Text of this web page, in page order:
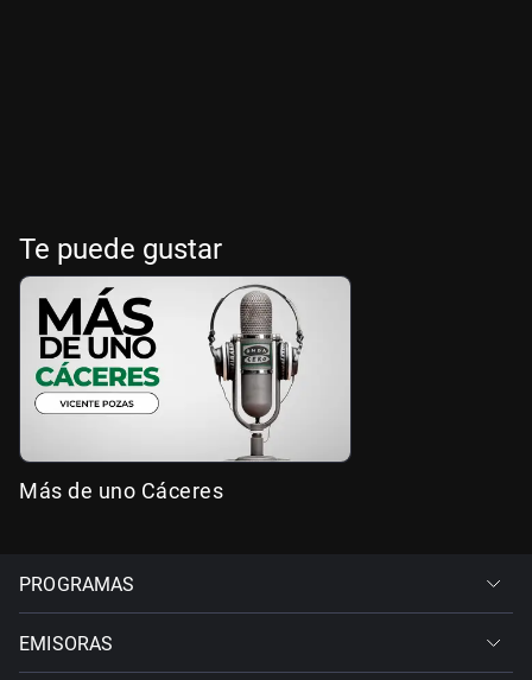
Te puede gustar
Más de uno Cáceres
PROGRAMAS
EMISORAS